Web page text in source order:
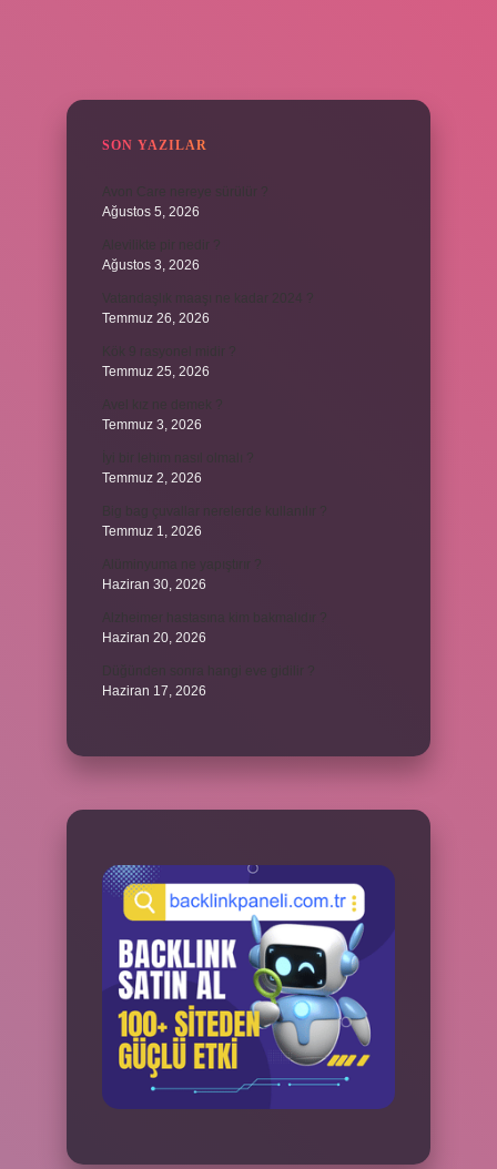
SON YAZILAR
Avon Care nereye sürülür ?
Ağustos 5, 2026
Alevilikte pir nedir ?
Ağustos 3, 2026
Temmuz 26, 2026
Temmuz 25, 2026
Temmuz 3, 2026
Temmuz 2, 2026
Temmuz 1, 2026
Haziran 30, 2026
Haziran 20, 2026
Haziran 17, 2026